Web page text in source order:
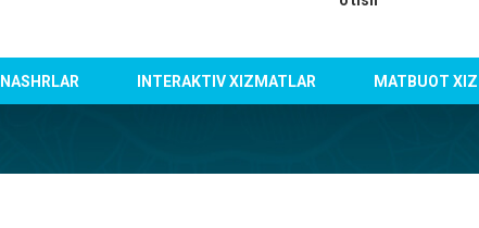
NASHRLAR INTERAKTIV XIZMATLAR MATBUOT